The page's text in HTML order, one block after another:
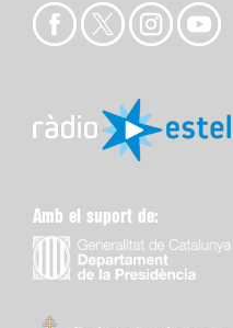
Amb el suport de: